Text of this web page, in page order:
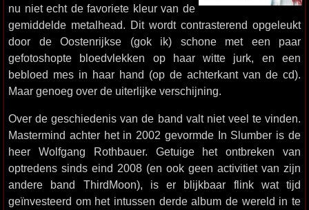
nu niet echt de favoriete kleur van de
gemiddelde metalhead. Dit wordt contrasterend opgeleukt
door de Oostenrijkse (gok ik) schone met een paar
gefotoshopte bloedvlekken op haar witte jurk, en een
bebloed mes in haar hand (op de achterkant van de cd).
Maar genoeg over de uiterlijke verschijning.
Over de geschiedenis van de band valt niet veel te vinden.
Mastermind achter het in 2002 gevormde In Slumber is de
heer Wolfgang Rothbauer. Getuige het ontbreken van
optredens sinds eind 2008 (en ook geen activitiet van zijn
andere band ThirdMoon), is er blijkbaar flink wat tijd
geïnvesteerd om het intussen derde album de wereld in te